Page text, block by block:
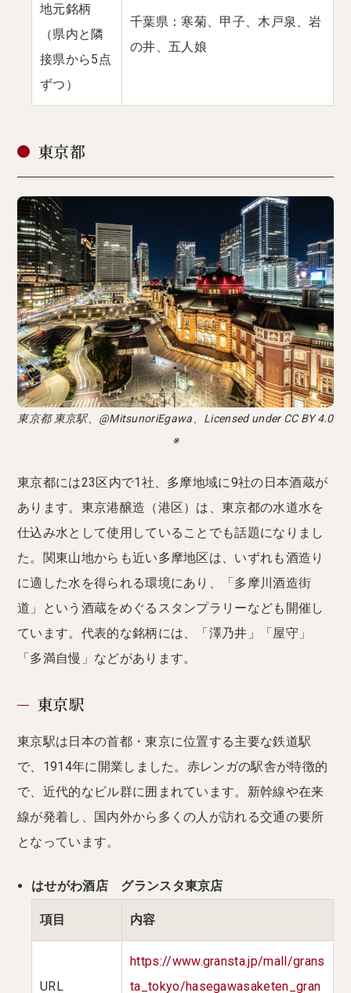
地元銘柄
（県内と隣
接県から5点
ずつ）
千葉県：寒菊、甲子、木戸泉、岩
の井、五人娘
東京都
東京都 東京駅、@MitsunoriEgawa、Licensed under CC BY 4.0
※
東京都には23区内で1社、多摩地域に9社の日本酒蔵が
あります。東京港醸造（港区）は、東京都の水道水を
仕込み水として使用していることでも話題になりまし
た。関東山地からも近い多摩地区は、いずれも酒造り
に適した水を得られる環境にあり、「多摩川酒造街
道」という酒蔵をめぐるスタンプラリーなども開催し
ています。代表的な銘柄には、「澤乃井」「屋守」
「多満自慢」などがあります。
東京駅
東京駅は日本の首都・東京に位置する主要な鉄道駅
で、1914年に開業しました。赤レンガの駅舎が特徴的
で、近代的なビル群に囲まれています。新幹線や在来
線が発着し、国内外から多くの人が訪れる交通の要所
となっています。
はせがわ酒店 グランスタ東京店
項目 内容
URL
https://www.gransta.jp/mall/grans
ta_tokyo/hasegawasaketen_gran